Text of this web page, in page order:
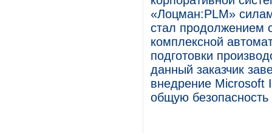
«Лоцман:PLM»
стал продолжением
комплексной
подготовки
данный заказчик
внедрение Microsoft
общую